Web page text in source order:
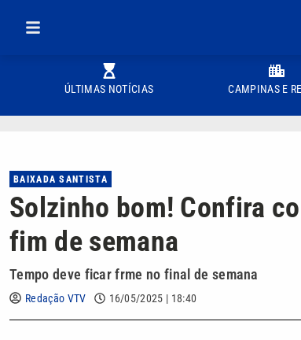
ÚLTIMAS NOTÍCIAS CAMPINAS E
BAIXADA SANTISTA
Solzinho bom! Confira
fim de semana
Tempo deve ficar frme no final de semana
Redação VTV 16/05/2025 | 18:40